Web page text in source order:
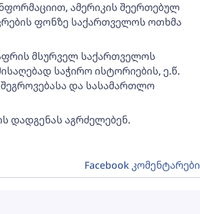
ამერიკის შეერთებულ
ფონზე საქართველოს ოთხმა
მსურველ საქართველოს
საჭირო ისტორიების, ე.წ.
შეგროვებასა და სასამართლო
დადგენას აგრძელებენ.
Facebook კომენტარები